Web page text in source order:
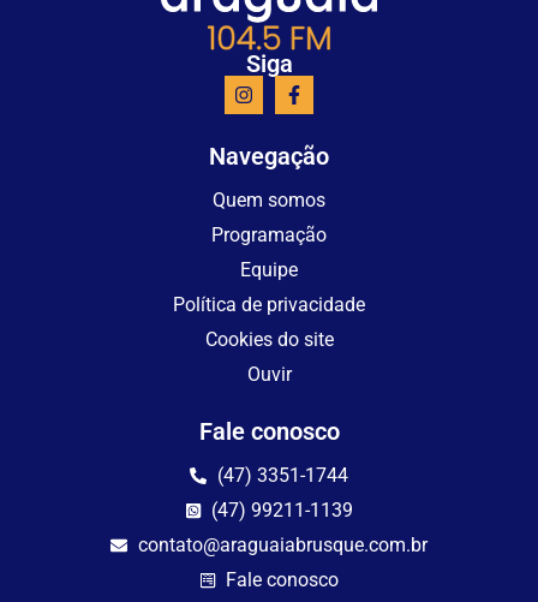
Siga
Navegação
Quem somos
Programação
Equipe
Política de privacidade
Cookies do site
Ouvir
Fale conosco
(47) 3351-1744
(47) 99211-1139
contato@araguaiabrusque.com.br
Fale conosco